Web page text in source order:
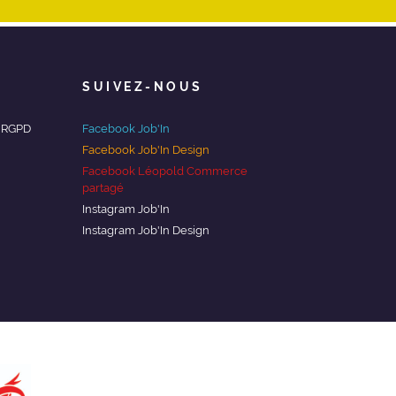
SUIVEZ-NOUS
Facebook Job'In
Facebook Job'In Design
Facebook Léopold Commerce
partagé
Instagram Job'In
Instagram Job'In Design